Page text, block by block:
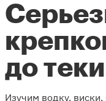
до
Изучим водку,